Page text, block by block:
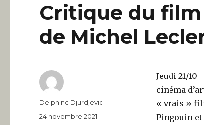
Critique du
de Michel
Jeudi 21/10
cinéma
« vrais »
Pingouin et
Auteur
Delphine Djurdjevic
Publié
24 novembre 2021